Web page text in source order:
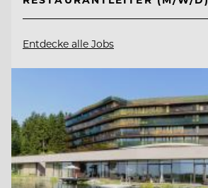
Entdecke alle Jobs